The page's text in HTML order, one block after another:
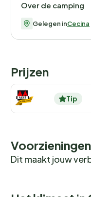
Over de camping
Gelegen inCecina
Prijzen
Tip
Voorzieningen
Dit maakt jouw